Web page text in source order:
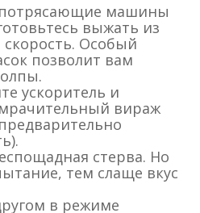
машины
выжать из
Особый
позволит вам
ускоритель и
вираж
стерва. Но
тем слаще вкус
в режиме